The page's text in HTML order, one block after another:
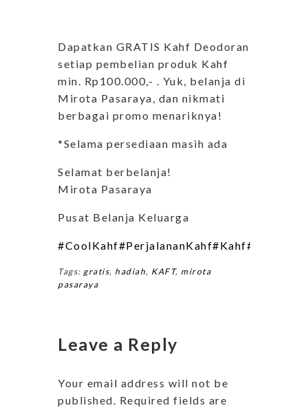
Dapatkan GRATIS Kahf Deodoran
setiap pembelian produk Kahf
min. Rp100.000,- . Yuk, belanja di
Mirota Pasaraya, dan nikmati
berbagai promo menariknya!
*Selama persediaan masih ada
Selamat berbelanja!
Mirota Pasaraya
Pusat Belanja Keluarga
#CoolKahf#PerjalananKahf#Kahf
Tags: gratis, hadiah, KAFT, mirota
pasaraya
Leave a Reply
Your email address will not be
published. Required fields are